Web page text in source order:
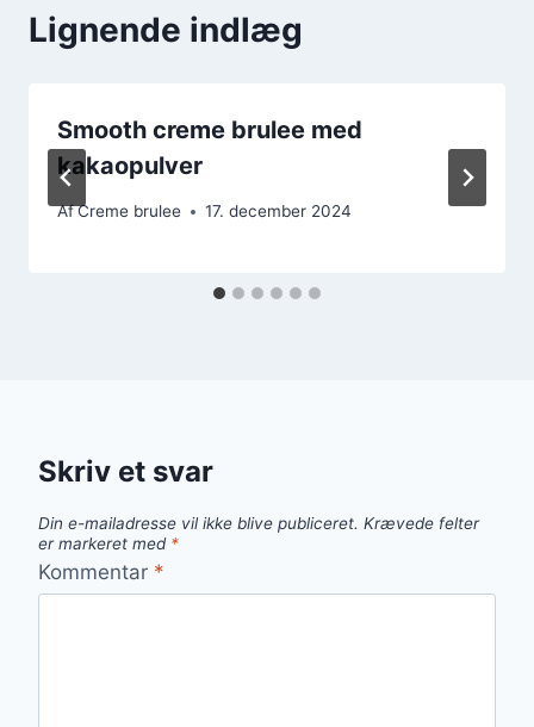
Lignende indlæg
Smooth creme brulee med
kakaopulver
AfCreme brulee 17. december 2024
Skriv et svar
Din e-mailadresse vil ikke blive publiceret. Krævede felter
er markeret med *
Kommentar *